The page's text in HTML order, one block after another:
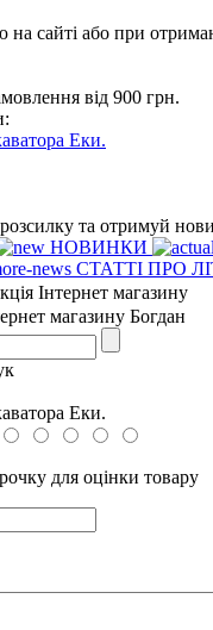
на сайті або при
від 900 грн.
Еки.
та отримуй
НОВИНКИ
СТАТТІ ПРО
Інтернет магазину
магазину Богдан
Еки.
для оцінки товару